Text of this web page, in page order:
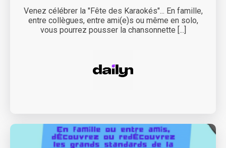
Venez célébrer la "Fête des Karaokés"... En famille,
entre collègues, entre ami(e)s ou même en solo,
vous pourrez pousser la chansonnette [...]